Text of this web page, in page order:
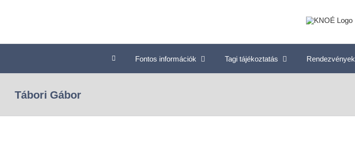
Fontos információk Tagi tájékoztatás Rendezvények
Tábori Gábor